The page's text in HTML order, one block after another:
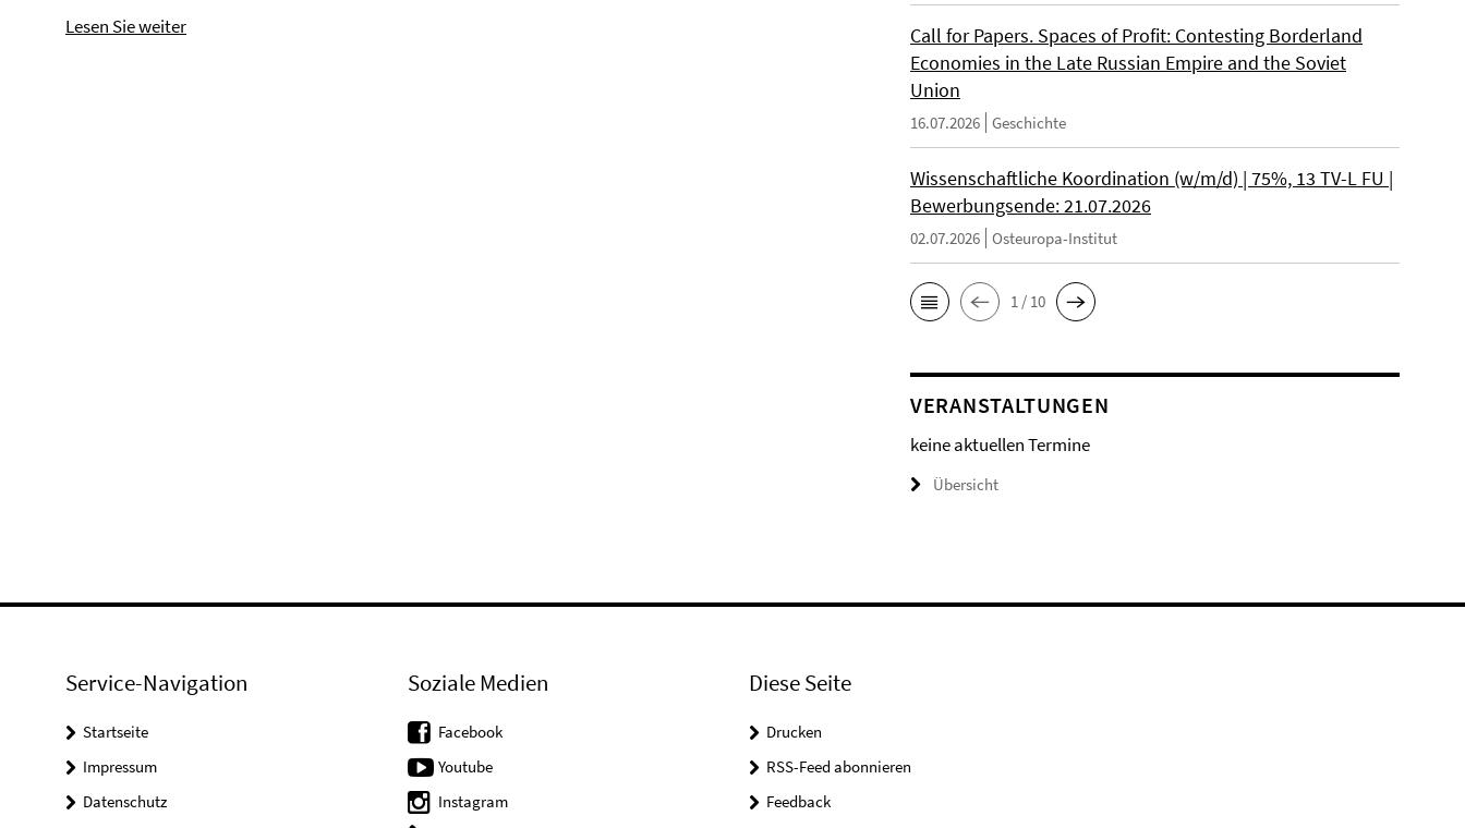
Lesen Sie weiter
Call for Papers. Spaces of Profit: Contesting Borderland
Economies in the Late Russian Empire and the Soviet
Union
16.07.2026 Geschichte
Wissenschaftliche Koordination (w/m/d) | 75%, 13 TV-L FU |
Bewerbungsende: 21.07.2026
02.07.2026 Osteuropa-Institut
1 / 10
VERANSTALTUNGEN
keine aktuellen Termine
Übersicht
Service-Navigation
Startseite
Impressum
Datenschutz
Soziale Medien
Facebook
Youtube
Instagram
Diese Seite
Drucken
RSS-Feed abonnieren
Feedback